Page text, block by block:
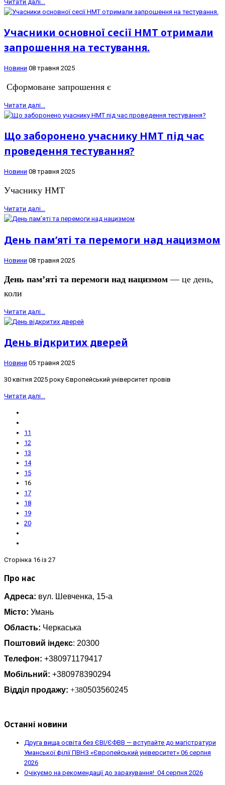
Читати далі...
Учасники основної сесії НМТ отримали
запрошення на тестування.
Новини 08 травня 2025
Сформоване запрошення є
Читати далі...
Що заборонено учаснику НМТ під час
проведення тестування?
Новини 08 травня 2025
Учаснику НМТ
Читати далі...
День пам’яті та перемоги над нацизмом
Новини 08 травня 2025
День пам’яті та перемоги над нацизмом — це день,
коли
Читати далі...
День відкритих дверей
Новини 05 травня 2025
30 квітня 2025 року Європейський університет провів
Читати далі...
11
12
13
14
15
16
17
18
19
20
Сторінка 16 із 27
Про нас
Адреса: вул. Шевченка, 15-а
Місто: Умань
Область: Черкаська
Поштовий індекс: 20300
Телефон: +380971179417
Мобільний: +380978390294
Відділ продажу: +380503560245
Останні новини
Друга вища освіта без ЄВІ/ЄФВВ — вступайте до магістратури
Уманської філії ПВНЗ «Європейський університет» 06 серпня
2026
Очікуємо на рекомендації до зарахування! 04 серпня 2026